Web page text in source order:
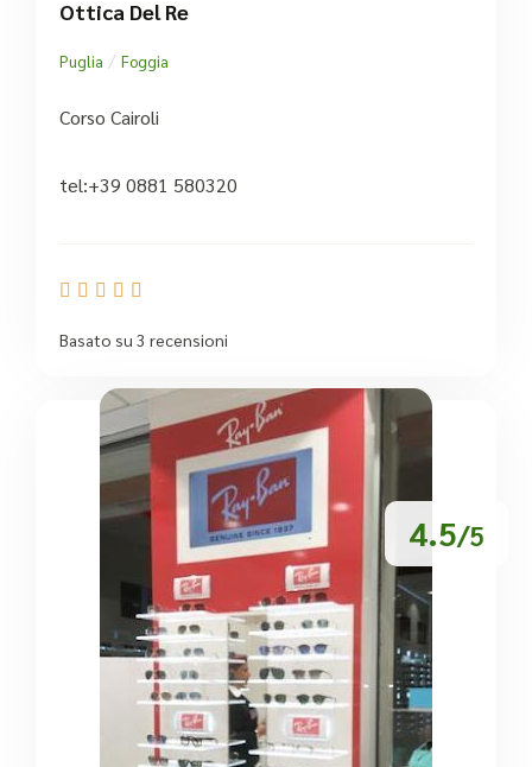
Ottica Del Re
Puglia / Foggia
Corso Cairoli
tel:+39 0881 580320
    
Basato su 3 recensioni
4.5/5